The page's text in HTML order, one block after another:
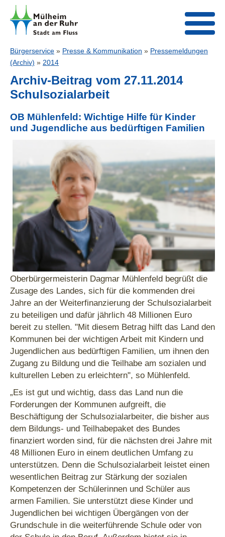
Bürgerservice » Presse & Kommunikation » Pressemeldungen
(Archiv) » 2014
Archiv-Beitrag vom 27.11.2014
Schulsozialarbeit
OB Mühlenfeld: Wichtige Hilfe für Kinder
und Jugendliche aus bedürftigen Familien
Oberbürgermeisterin Dagmar Mühlenfeld begrüßt die
Zusage des Landes, sich für die kommenden drei
Jahre an der Weiterfinanzierung der Schulsozialarbeit
zu beteiligen und dafür jährlich 48 Millionen Euro
bereit zu stellen. "Mit diesem Betrag hilft das Land den
Kommunen bei der wichtigen Arbeit mit Kindern und
Jugendlichen aus bedürftigen Familien, um ihnen den
Zugang zu Bildung und die Teilhabe am sozialen und
kulturellen Leben zu erleichtern", so Mühlenfeld.
„Es ist gut und wichtig, dass das Land nun die
Forderungen der Kommunen aufgreift, die
Beschäftigung der Schulsozialarbeiter, die bisher aus
dem Bildungs- und Teilhabepaket des Bundes
finanziert worden sind, für die nächsten drei Jahre mit
48 Millionen Euro in einem deutlichen Umfang zu
unterstützen. Denn die Schulsozialarbeit leistet einen
wesentlichen Beitrag zur Stärkung der sozialen
Kompetenzen der Schülerinnen und Schüler aus
armen Familien. Sie unterstützt diese Kinder und
Jugendlichen bei wichtigen Übergängen von der
Grundschule in die weiterführende Schule oder von